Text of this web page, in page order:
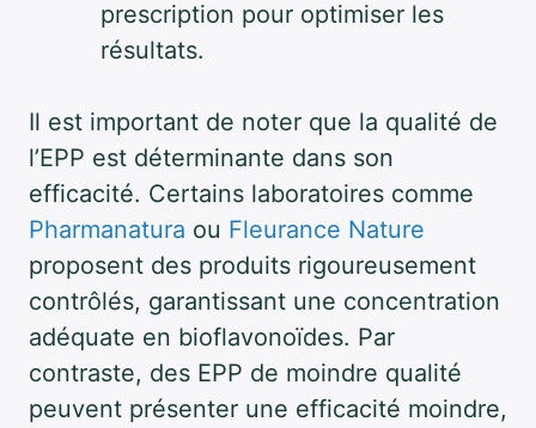
prescription pour optimiser les
résultats.
Il est important de noter que la qualité de
l’EPP est déterminante dans son
efficacité. Certains laboratoires comme
Pharmanatura ou Fleurance Nature
proposent des produits rigoureusement
contrôlés, garantissant une concentration
adéquate en bioflavonoïdes. Par
contraste, des EPP de moindre qualité
peuvent présenter une efficacité moindre,